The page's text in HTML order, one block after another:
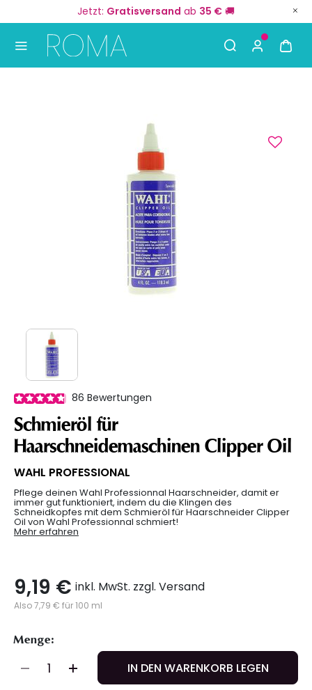
Jetzt: Gratisversand ab 35 € 🚚
86 Bewertungen
Schmieröl für
Haarschneidemaschinen Clipper Oil
WAHL PROFESSIONAL
Pflege deinen Wahl Professionnal Haarschneider, damit er
immer gut funktioniert, indem du die Klingen des
Schneidkopfes mit dem Schmieröl für Haarschneider Clipper
Oil von Wahl Professionnal schmiert!
Mehr erfahren
9,19 € inkl. MwSt. zzgl. Versand
Also 7,79 € für 100 ml
Menge:
IN DEN WARENKORB LEGEN